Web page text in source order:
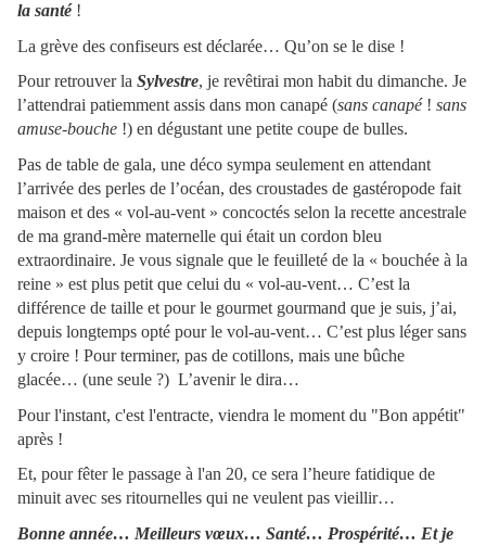
la santé!
La grève des confiseurs est déclarée… Qu’on se le dise !
Pour retrouver la Sylvestre, je revêtirai mon habit du dimanche. Je
l’attendrai patiemment assis dans mon canapé (sans canapé ! sans
amuse-bouche !) en dégustant une petite coupe de bulles.
Pas de table de gala, une déco sympa seulement en attendant
l’arrivée des perles de l’océan, des croustades de gastéropode fait
maison et des « vol-au-vent » concoctés selon la recette ancestrale
de ma grand-mère maternelle qui était un cordon bleu
extraordinaire. Je vous signale que le feuilleté de la « bouchée à la
reine » est plus petit que celui du « vol-au-vent… C’est la
différence de taille et pour le gourmet gourmand que je suis, j’ai,
depuis longtemps opté pour le vol-au-vent… C’est plus léger sans
y croire ! Pour terminer, pas de cotillons, mais une bûche
glacée… (une seule ?) L’avenir le dira…
Pour l'instant, c'est l'entracte, viendra le moment du "Bon appétit"
après !
Et, pour fêter le passage à l'an 20, ce sera l’heure fatidique de
minuit avec ses ritournelles qui ne veulent pas vieillir…
Bonne année… Meilleurs vœux… Santé… Prospérité… Et je